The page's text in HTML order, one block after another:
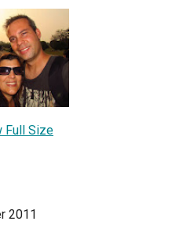
Full Size
2011